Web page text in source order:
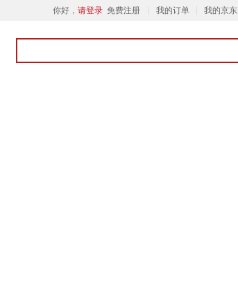
你好， 请登录 免费注册 我的订单 我的京东